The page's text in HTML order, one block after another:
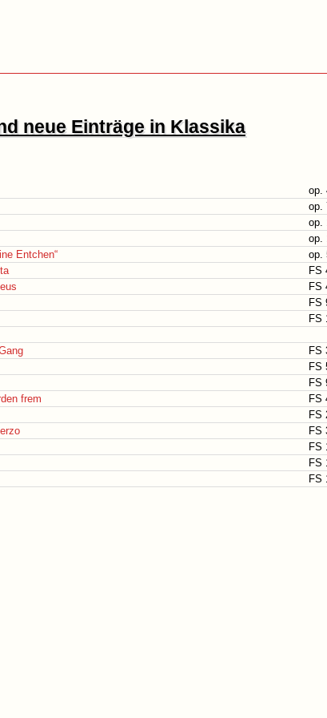
neue Einträge in Klassika
op.
op.
op.
op.
Entchen“
op.
FS
FS
FS
FS
FS
FS
FS
frem
FS
FS
FS
FS
FS
FS